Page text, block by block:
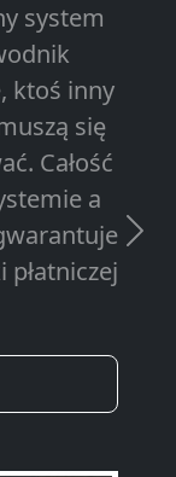
system
ktoś inny
się
Całość
a
Next